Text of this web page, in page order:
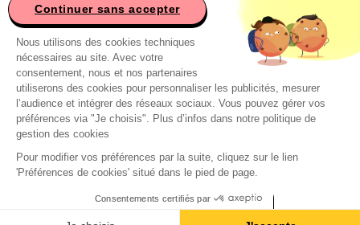
Continuer sans accepter
Ce site utilise des cookies
Nous utilisons des cookies techniques
nécessaires au site. Avec votre
consentement, nous et nos partenaires
utiliserons des cookies pour personnaliser les publicités, mesurer
l’audience et intégrer des réseaux sociaux. Vous pouvez gérer vos
préférences via "Je choisis". Plus d’infos dans notre politique de
gestion des cookies
Pour modifier vos préférences par la suite, cliquez sur le lien
'Préférences de cookies' situé dans le pied de page.
Consentements certifiés par
Mentions légales Blog
Programme de fid
Les Experts Caats